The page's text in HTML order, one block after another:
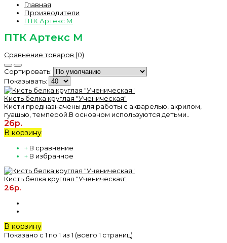
Главная
Производители
ПТК Артекс М
ПТК Артекс М
Сравнение товаров (0)
Сортировать:
Показывать:
Кисть белка круглая "Ученическая"
Кисти предназначены для работы с акварелью, акрилом,
гуашью, темперой.В основном используются детьми..
26р.
В корзину
+ В сравнение
+ В избранное
Кисть белка круглая "Ученическая"
26р.
В корзину
Показано с 1 по 1 из 1 (всего 1 страниц)